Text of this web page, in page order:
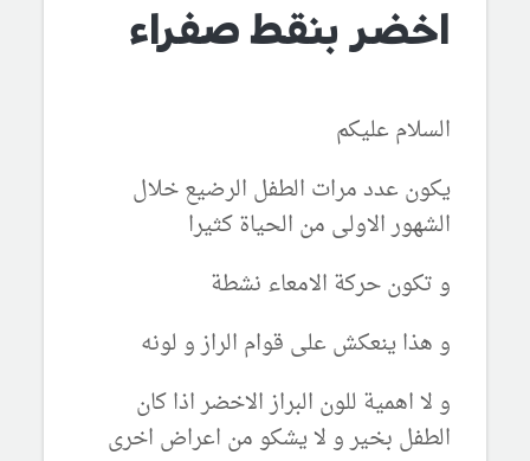
اخضر بنقط صفراء
السلام عليكم
يكون عدد مرات الطفل الرضيع خلال
الشهور الاولى من الحياة كثيرا
و تكون حركة الامعاء نشطة
و هذا ينعكش على قوام الراز و لونه
و لا اهمية للون البراز الاخضر اذا كان
الطفل بخير و لا يشكو من اعراض اخرى